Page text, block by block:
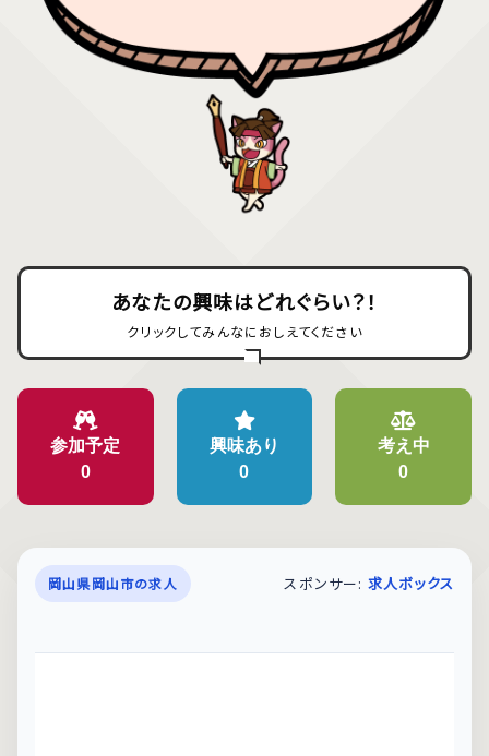
あなたの興味はどれぐらい？！
クリックしてみんなにおしえてください
参加予定
0
興味あり
0
考え中
0
岡山県岡山市の求人 スポンサー: 求人ボックス